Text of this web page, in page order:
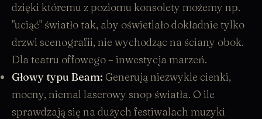
dzięki któremu z poziomu konsolety możemy np.
"uciąć" światło tak, aby oświetlało dokładnie tylko
drzwi scenografii, nie wychodząc na ściany obok.
Dla teatru offowego – inwestycja marzeń.
Głowy typu Beam: Generują niezwykle cienki,
mocny, niemal laserowy snop światła. O ile
sprawdzają się na dużych festiwalach muzyki